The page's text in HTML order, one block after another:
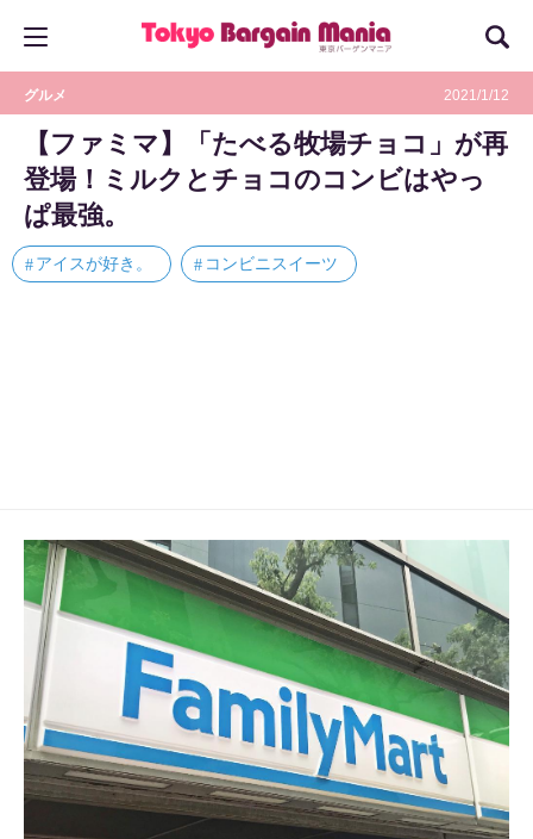
グルメ 2021/1/12
【ファミマ】「たべる牧場チョコ」が再
登場！ミルクとチョコのコンビはやっ
ぱ最強。
アイスが好き。 コンビニスイーツ